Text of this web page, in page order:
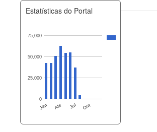
Estatísticas do Portal
Jan Abr Jul Out
0
25,000
50,000
75,000